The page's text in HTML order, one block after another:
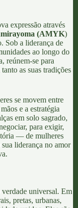
expressão através
(AMYK)
Sob a liderança de
ao longo do
reúnem-se para
as suas tradições
se movem entre
e a estratégia
em solo sagrado,
para exigir,
— de mulheres
liderança no amor
universal. Em
pretas, urbanas,